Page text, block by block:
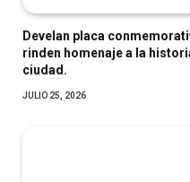
Develan placa
rinden homenaje a la
ciudad.
JULIO 25, 2026